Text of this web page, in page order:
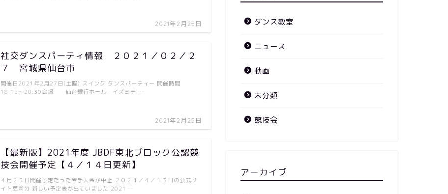
2021年2月25日
社交ダンスパーティ情報 ２０２１／０２／２
７ 宮城県仙台市
2021年2月25日
開催日2021年2月27日(土曜) スイング ダンスパーティー 開催時間
18:15～20:30会場 仙台銀行ホール イズミテ …
【最新版】2021年度 JBDF東北ブロック公認競
技会開催予定【４／１４日更新】
４月２５日開催予定だった岩手大会が中止 ２０２１／４／１３日の公式サ
イト更新分 新しい予定表が出ていました 2021 …
ダンス教室
ニュース
動画
未分類
競技会
アーカイブ